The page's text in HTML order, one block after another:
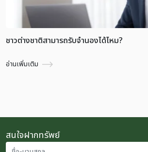
ชาวต่างชาติสามารถรับจำนองได้ไหม?
อ่านเพิ่มเติม
สนใจฝากทรัพย์
ชื่อ-นามสกุล